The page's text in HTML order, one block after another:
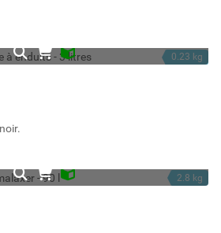
0.23 kg
2.8 kg